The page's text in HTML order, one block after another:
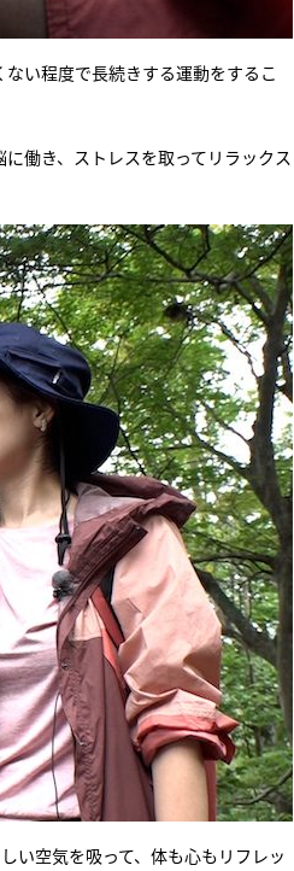
い程度で長続きする運動をするこ
働き、ストレスを取ってリラックス
い空気を吸って、体も心もリフレッ